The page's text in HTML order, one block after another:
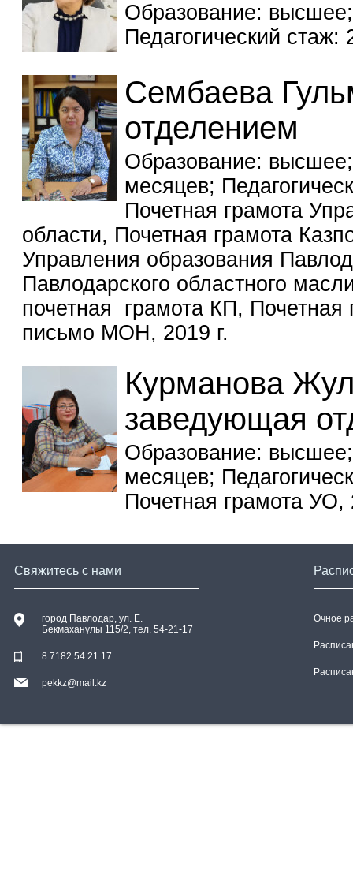
Образование:
Педагогический
Сембаева
отделением
Образование:
месяцев;
Почетная грамота
области, Почетная грамота
Управления образования
Павлодарского областного
почетная грамота КП, Почетная
письмо МОН, 2019 г.
Курманова
заведующая
Образование:
месяцев;
Почетная грамота УО,
Свяжитесь с нами
город Павлодар, ул. E.
Бекмаханұлы 115/2, тел. 54-21-17
8 7182 54 21 17
pekkz@mail.kz
Очное